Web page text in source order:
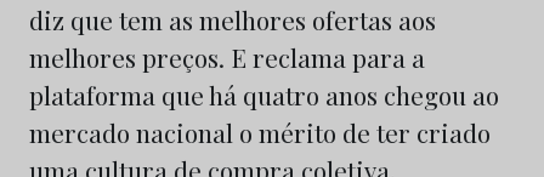
diz que tem as melhores ofertas aos
melhores preços. E reclama para a
plataforma que há quatro anos chegou ao
mercado nacional o mérito de ter criado
uma cultura de compra coletiva.